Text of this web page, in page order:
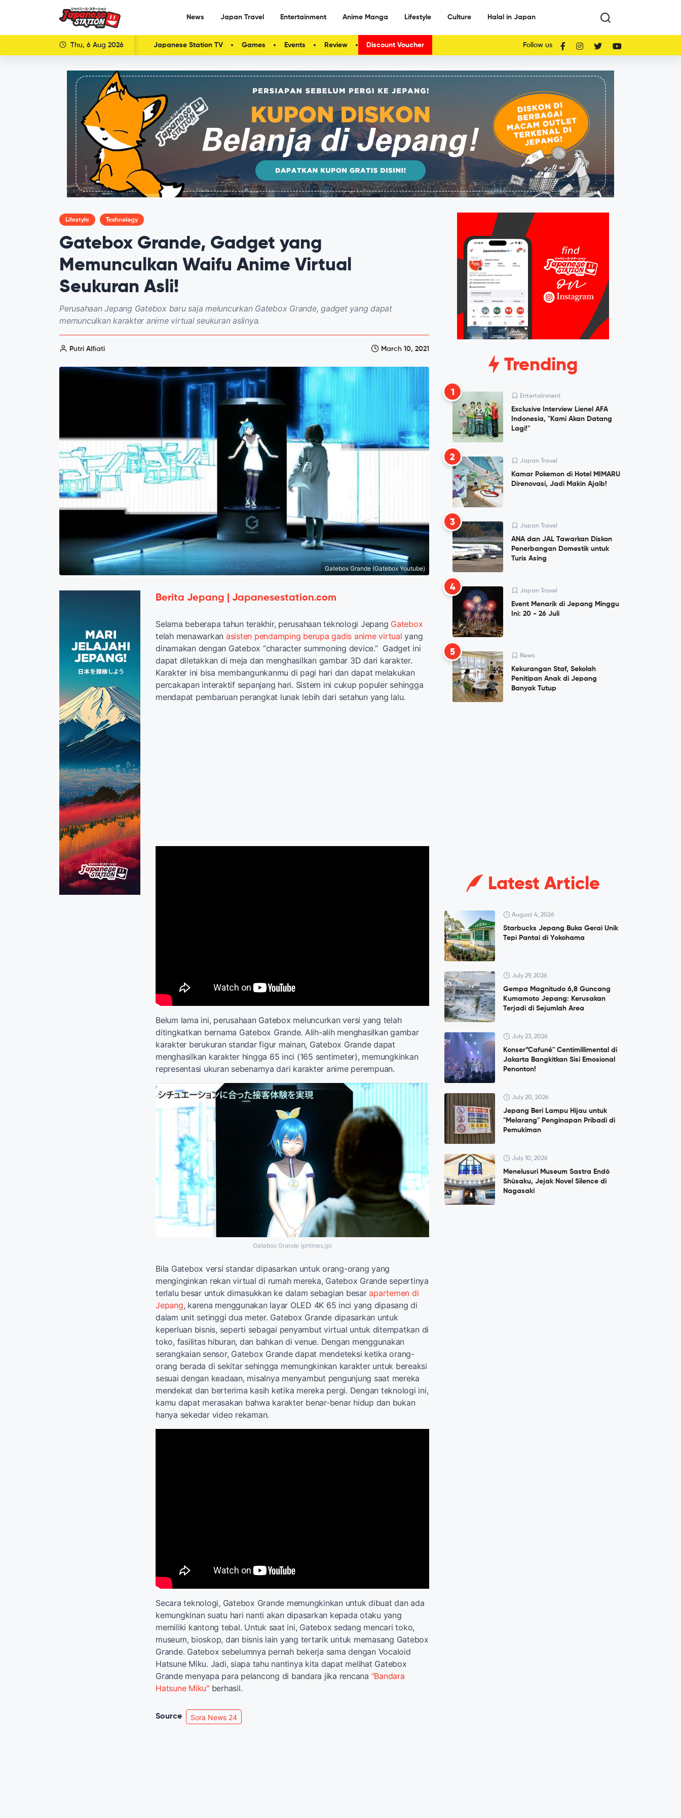
News Japan Travel Entertainment Anime Manga Lifestyle Culture Halal in Japan
Thu, 6 Aug 2026 Japanese Station TV Games Events Review Discount Voucher Follow us
Lifestyle Technology
Gatebox Grande, Gadget yang
Memunculkan Waifu Anime Virtual
Seukuran Asli!
Perusahaan Jepang Gatebox baru saja meluncurkan Gatebox Grande, gadget yang dapat
memunculkan karakter anime virtual seukuran aslinya.
Putri Alfiati March 10, 2021
Gatebox Grande (Gatebox Youtube)
Berita Jepang | Japanesestation.com
Selama beberapa tahun terakhir, perusahaan teknologi Jepang Gatebox
telah menawarkan asisten pendamping berupa gadis anime virtual yang
dinamakan dengan Gatebox “character summoning device.” Gadget ini
dapat diletakkan di meja dan menghasilkan gambar 3D dari karakter.
Karakter ini bisa membangunkanmu di pagi hari dan dapat melakukan
percakapan interaktif sepanjang hari. Sistem ini cukup populer sehingga
mendapat pembaruan perangkat lunak lebih dari setahun yang lalu.
Belum lama ini, perusahaan Gatebox meluncurkan versi yang telah
ditingkatkan bernama Gatebox Grande. Alih-alih menghasilkan gambar
karakter berukuran standar figur mainan, Gatebox Grande dapat
menghasilkan karakter hingga 65 inci (165 sentimeter), memungkinkan
representasi ukuran sebenarnya dari karakter anime perempuan.
Gatebox Grande (prtimes.jp)
Bila Gatebox versi standar dipasarkan untuk orang-orang yang
menginginkan rekan virtual di rumah mereka, Gatebox Grande sepertinya
terlalu besar untuk dimasukkan ke dalam sebagian besarapartemen di
Jepang, karena menggunakan layar OLED 4K 65 inci yang dipasang di
dalam unit setinggi dua meter. Gatebox Grande dipasarkan untuk
keperluan bisnis, seperti sebagai penyambut virtual untuk ditempatkan di
toko, fasilitas hiburan, dan bahkan di venue. Dengan menggunakan
serangkaian sensor, Gatebox Grande dapat mendeteksi ketika orang-
orang berada di sekitar sehingga memungkinkan karakter untuk bereaksi
sesuai dengan keadaan, misalnya menyambut pengunjung saat mereka
mendekat dan berterima kasih ketika mereka pergi. Dengan teknologi ini,
kamu dapat merasakan bahwa karakter benar-benar hidup dan bukan
hanya sekedar video rekaman.
Secara teknologi, Gatebox Grande memungkinkan untuk dibuat dan ada
kemungkinan suatu hari nanti akan dipasarkan kepada otaku yang
memiliki kantong tebal. Untuk saat ini, Gatebox sedang mencari toko,
museum, bioskop, dan bisnis lain yang tertarik untuk memasang Gatebox
Grande. Gatebox sebelumnya pernah bekerja sama dengan Vocaloid
Hatsune Miku. Jadi, siapa tahu nantinya kita dapat melihat Gatebox
Grande menyapa para pelancong di bandara jika rencana "Bandara
Hatsune Miku"berhasil.
Source Sora News 24
Trending
1 Entertainment
Exclusive Interview Lienel AFA
Indonesia, "Kami Akan Datang
Lagi!"
2 Japan Travel
Kamar Pokemon di Hotel MIMARU
Direnovasi, Jadi Makin Ajaib!
3 Japan Travel
ANA dan JAL Tawarkan Diskon
Penerbangan Domestik untuk
Turis Asing
4 Japan Travel
Event Menarik di Jepang Minggu
Ini: 20 - 26 Juli
5 News
Kekurangan Staf, Sekolah
Penitipan Anak di Jepang
Banyak Tutup
Latest Article
August 4, 2026
Starbucks Jepang Buka Gerai Unik
Tepi Pantai di Yokohama
July 29, 2026
Gempa Magnitudo 6,8 Guncang
Kumamoto Jepang: Kerusakan
Terjadi di Sejumlah Area
July 23, 2026
Konser”Cafuné" Centimillimental di
Jakarta Bangkitkan Sisi Emosional
Penonton!
July 20, 2026
Jepang Beri Lampu Hijau untuk
"Melarang" Penginapan Pribadi di
Pemukiman
July 10, 2026
Menelusuri Museum Sastra Endō
Shūsaku, Jejak Novel Silence di
Nagasaki